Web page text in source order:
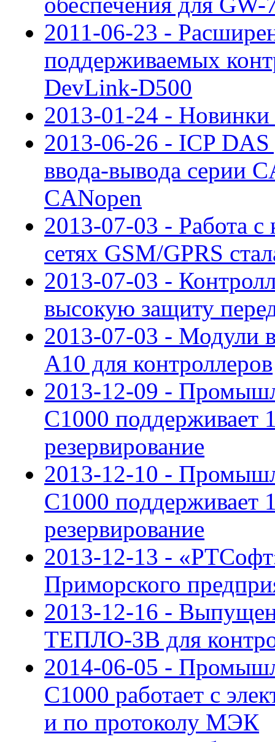
2011-06-23 -
поддерживаемых
DevLink-D500
2013-01-24 -
2013-06-26 - ICP DAS
ввода-вывода серии
CANopen
2013-07-03 - Работа
сетях GSM/GPRS
2013-07-03 -
высокую защиту
2013-07-03 - Модули
A10 для контроллеров
2013-12-09 -
С1000 поддерживает
резервирование
2013-12-10 -
С1000 поддерживает
резервирование
2013-12-13 -
Приморского
2013-12-16 - Выпущен
ТЕПЛО-3В для
2014-06-05 -
C1000 работает с
и по протоколу МЭК